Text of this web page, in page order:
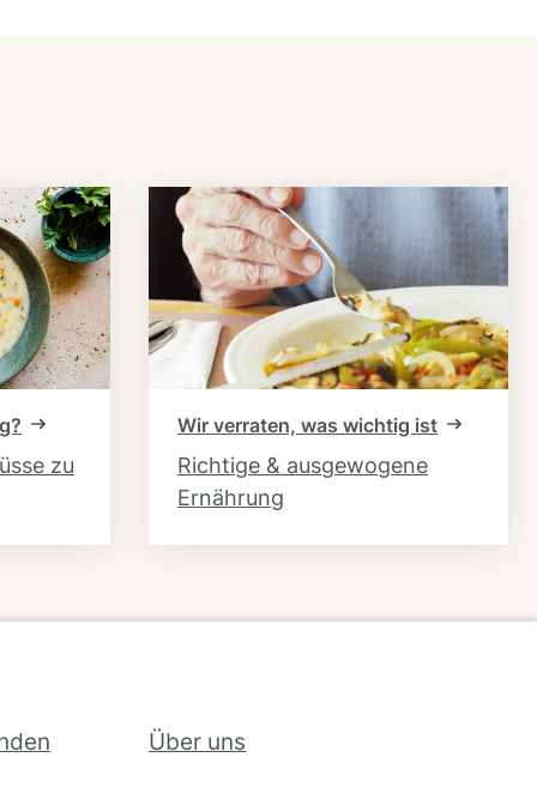
zu
Wir verraten, was wichtig ist
Richtige & ausgewogene
Ernährung
Über uns